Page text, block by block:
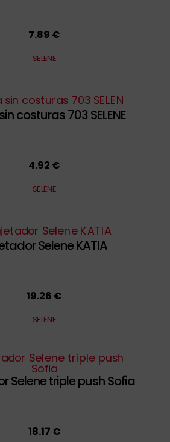
7.89 €
SELENE
costuras 703 SELENE
4.92 €
SELENE
Selene KATIA
19.26 €
SELENE
Selene triple push Sofia
18.17 €